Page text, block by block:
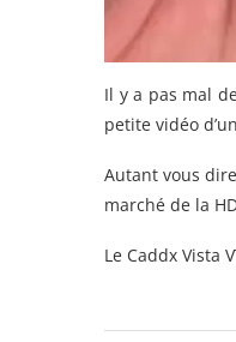
Il y a pas mal
petite vidéo
Autant vous
marché de la
Le Caddx Vista